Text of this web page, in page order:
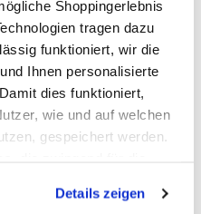
Shoppingerlebnis
tragen dazu
funktioniert, wir die
Ihnen personalisierte
dies funktioniert,
wie und auf welchen
gespeichert werden.
der Webseite auf jeden
Details zeigen
Werktagen
14 Tage
Ihre Wunschfiliale